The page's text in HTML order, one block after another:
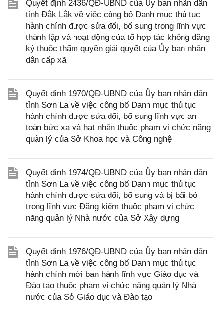
Quyết định 2436/QĐ-UBND của Ủy ban nhân dân
tỉnh Đắk Lắk về việc công bố Danh mục thủ tục
hành chính được sửa đổi, bổ sung trong lĩnh vực
thành lập và hoạt động của tổ hợp tác không đăng
ký thuộc thẩm quyền giải quyết của Ủy ban nhân
dân cấp xã
Quyết định 1970/QĐ-UBND của Ủy ban nhân dân
tỉnh Sơn La về việc công bố Danh mục thủ tục
hành chính được sửa đổi, bổ sung lĩnh vực an
toàn bức xạ và hạt nhân thuộc phạm vi chức năng
quản lý của Sở Khoa học và Công nghệ
Quyết định 1974/QĐ-UBND của Ủy ban nhân dân
tỉnh Sơn La về việc công bố Danh mục thủ tục
hành chính được sửa đổi, bổ sung và bị bãi bỏ
trong lĩnh vực Đăng kiểm thuộc phạm vi chức
năng quản lý Nhà nước của Sở Xây dựng
Quyết định 1976/QĐ-UBND của Ủy ban nhân dân
tỉnh Sơn La về việc công bố Danh mục thủ tục
hành chính mới ban hành lĩnh vực Giáo dục và
Đào tạo thuộc phạm vi chức năng quản lý Nhà
nước của Sở Giáo dục và Đào tạo